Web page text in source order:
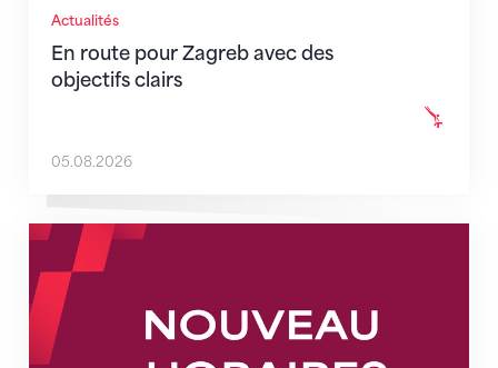
Actualités
En route pour Zagreb avec des
objectifs clairs
05.08.2026
Nouveaux horaires du secrétariat dès le 1er août